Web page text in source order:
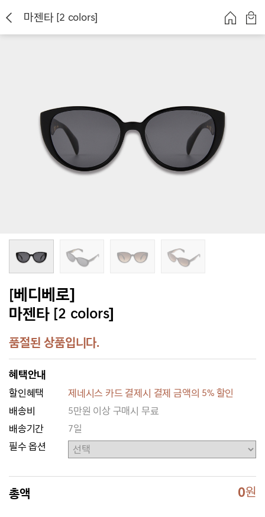
마젠타 [2 colors]
[베디베로]
마젠타 [2 colors]
품절된 상품입니다.
혜택안내
할인혜택
제네시스 카드 결제시 결제 금액의 5% 할인
배송비
5만원 이상 구매시 무료
배송기간
7일
필수 옵션
총액 0원